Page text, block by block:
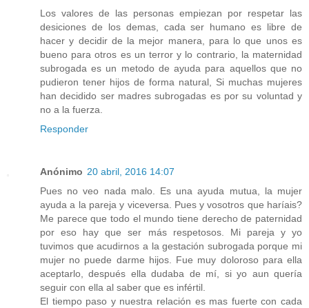
Los valores de las personas empiezan por respetar las
desiciones de los demas, cada ser humano es libre de
hacer y decidir de la mejor manera, para lo que unos es
bueno para otros es un terror y lo contrario, la maternidad
subrogada es un metodo de ayuda para aquellos que no
pudieron tener hijos de forma natural, Si muchas mujeres
han decidido ser madres subrogadas es por su voluntad y
no a la fuerza.
Responder
Anónimo 20 abril, 2016 14:07
Pues no veo nada malo. Es una ayuda mutua, la mujer
ayuda a la pareja y viceversa. Pues y vosotros que haríais?
Me parece que todo el mundo tiene derecho de paternidad
por eso hay que ser más respetosos. Mi pareja y yo
tuvimos que acudirnos a la gestación subrogada porque mi
mujer no puede darme hijos. Fue muy doloroso para ella
aceptarlo, después ella dudaba de mí, si yo aun quería
seguir con ella al saber que es infértil.
El tiempo paso y nuestra relación es mas fuerte con cada